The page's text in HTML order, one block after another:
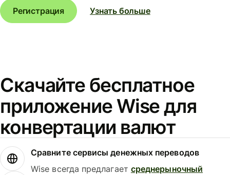
Регистрация
Узнать больше
Скачайте бесплатное
приложение Wise для
конвертации валют
Сравните сервисы денежных переводов
Wise всегда предлагает среднерыночный